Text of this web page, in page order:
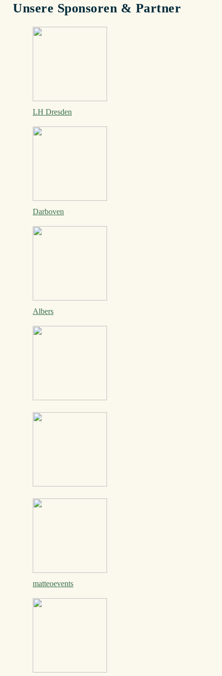
Unsere Sponsoren & Partner
LH Dresden
Darboven
Albers
matteoevents